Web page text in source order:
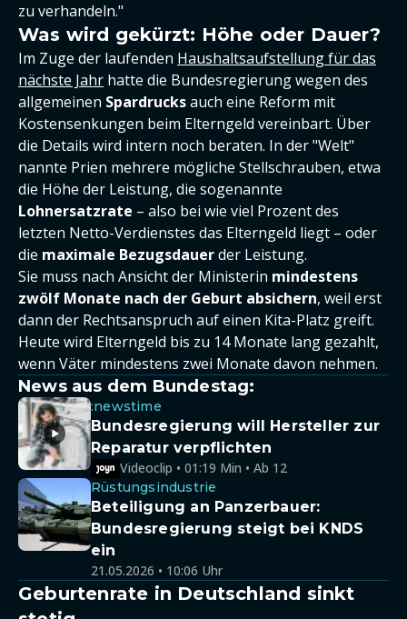
zu verhandeln."
Was wird gekürzt: Höhe oder Dauer?
Im Zuge der laufenden Haushaltsaufstellung für das
nächste Jahr hatte die Bundesregierung wegen des
allgemeinen Spardrucksauch eine Reform mit
Kostensenkungen beim Elterngeld vereinbart. Über
die Details wird intern noch beraten. In der "Welt"
nannte Prien mehrere mögliche Stellschrauben, etwa
die Höhe der Leistung, die sogenannte
Lohnersatzrate – also bei wie viel Prozent des
letzten Netto-Verdienstes das Elterngeld liegt – oder
die maximale Bezugsdauerder Leistung.
Sie muss nach Ansicht der Ministerin mindestens
zwölf Monate nach der Geburt absichern, weil erst
dann der Rechtsanspruch auf einen Kita-Platz greift.
Heute wird Elterngeld bis zu 14 Monate lang gezahlt,
wenn Väter mindestens zwei Monate davon nehmen.
News aus dem Bundestag:
:newstime
Bundesregierung will Hersteller zur
Reparatur verpflichten
Videoclip • 01:19 Min • Ab 12
Rüstungsindustrie
Beteiligung an Panzerbauer:
Bundesregierung steigt bei KNDS
ein
21.05.2026 • 10:06 Uhr
Geburtenrate in Deutschland sinkt